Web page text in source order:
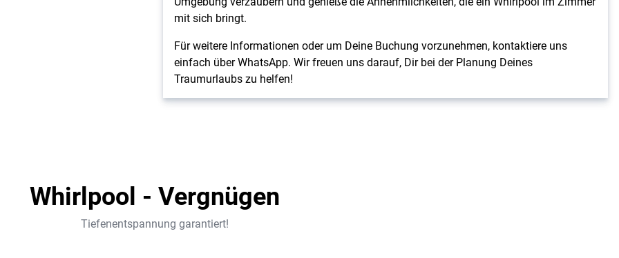
mit sich bringt.
Für weitere Informationen oder um Deine Buchung vorzunehmen, kontaktiere uns
einfach über WhatsApp. Wir freuen uns darauf, Dir bei der Planung Deines
Traumurlaubs zu helfen!
Whirlpool - Vergnügen
Tiefenentspannung garantiert!